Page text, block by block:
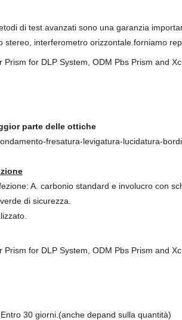
di test avanzati sono una garanzia
stereo, interferometro orizzontale.forniamo
parte delle ottiche
fresatura-levigatura-lucidatura-
A. carbonio standard e involucro con
di sicurezza.
30 giorni.(anche depand sulla quantità)